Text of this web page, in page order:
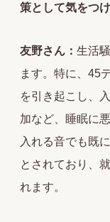
策として気をつ
友野さん：生活
ます。特に、45
を引き起こし、
加など、睡眠に
入れる音でも既
とされており、
れます。